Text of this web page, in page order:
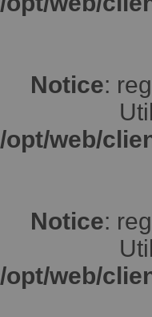
Notice:
/opt/web/
Notice:
/opt/web/